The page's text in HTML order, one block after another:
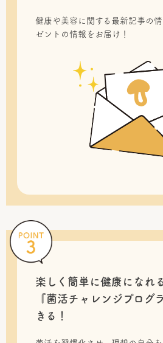
健康や美容に関する最新記事の
ゼントの情報をお届け！
楽しく簡単に健康になれ
『菌活チャレンジプログ
きる！